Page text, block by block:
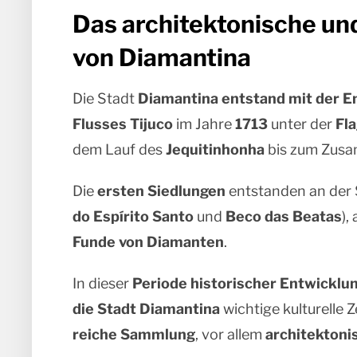
Das architektonische
von Diamantina
Die Stadt Diamantinaentstand mit der
Flusses Tijucoim Jahre1713unter der
dem Lauf desJequitinhonhabis zum
Dieersten Siedlungen entstanden an der
do Espírito Santound Beco das Beatas),
Funde von Diamanten.
In dieser Periode historischer
die Stadt Diamantinawichtige kulturelle
reiche Sammlung, vor allem